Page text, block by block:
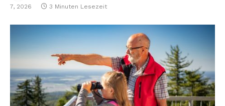
7, 2026
3 Minuten Lesezeit